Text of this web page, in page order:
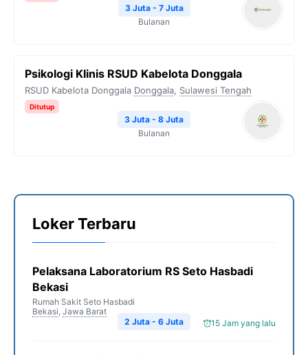
3 Juta - 7 Juta
Bulanan
Psikologi Klinis RSUD Kabelota Donggala
RSUD Kabelota Donggala Donggala, Sulawesi Tengah
Ditutup
3 Juta - 8 Juta
Bulanan
Loker Terbaru
Pelaksana Laboratorium RS Seto Hasbadi
Bekasi
Rumah Sakit Seto Hasbadi
Bekasi, Jawa Barat
15 Jam yang lalu
2 Juta - 6 Juta